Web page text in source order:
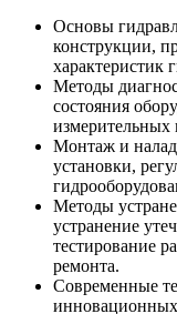
Основы
конструкции,
характеристик
Методы
состояния
измерительных
Монтаж и
установки,
Методы
устранение
тестирование
ремонта.
Современные